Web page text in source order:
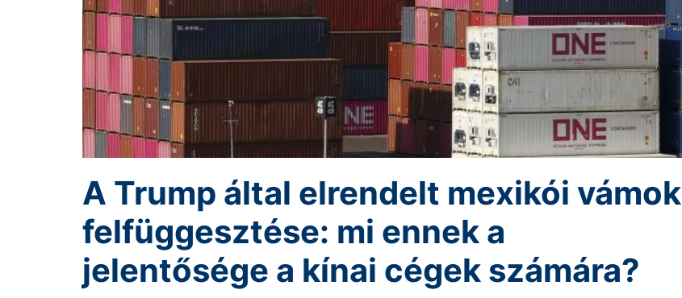
A Trump által elrendelt mexikói vámok
felfüggesztése: mi ennek a
jelentősége a kínai cégek számára?